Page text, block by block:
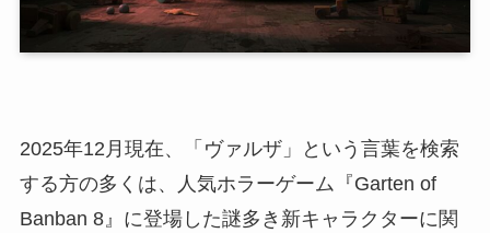
2025年12月現在、「ヴァルザ」という言葉を検索
する方の多くは、人気ホラーゲーム『Garten of
Banban 8』に登場した謎多き新キャラクターに関